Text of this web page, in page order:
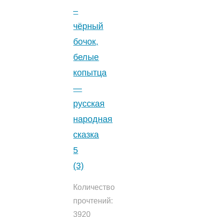
–
чёрный
бочок,
белые
копытца
—
русская
народная
сказка
5
(3)
Количество
прочтений:
3920